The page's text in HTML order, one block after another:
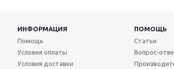
ИНФОРМАЦИЯ
ПОМОЩЬ
Помощь
Условия оплаты
Условия доставки
Статьи
Вопрос-